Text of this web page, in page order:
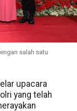
salah satu
upacara
yang telah